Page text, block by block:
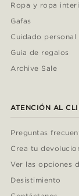
Ropa y ropa
Gafas
Cuidado personal
Guía de regalos
Archive Sale
ATENCIÓN AL
Preguntas
Crea tu
Ver las opciones
Desistimiento